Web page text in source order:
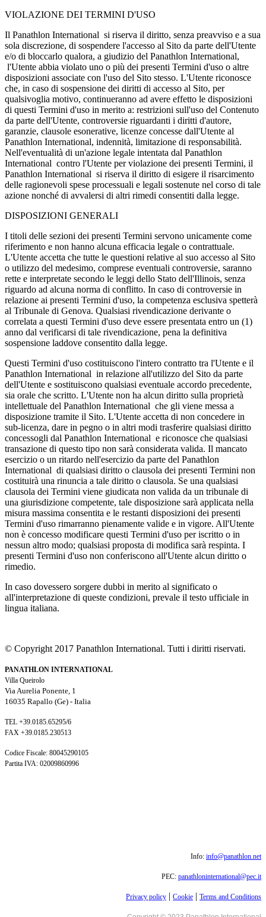
VIOLAZIONE DEI TERMINI D'USO
Il Panathlon International si riserva il diritto, senza preavviso e a sua
sola discrezione, di sospendere l'accesso al Sito da parte dell'Utente
e/o di bloccarlo qualora, a giudizio del Panathlon International,
l'Utente abbia violato uno o più dei presenti Termini d'uso o altre
disposizioni associate con l'uso del Sito stesso. L'Utente riconosce
che, in caso di sospensione dei diritti di accesso al Sito, per
qualsivoglia motivo, continueranno ad avere effetto le disposizioni
di questi Termini d'uso in merito a: restrizioni sull'uso del Contenuto
da parte dell'Utente, controversie riguardanti i diritti d'autore,
garanzie, clausole esonerative, licenze concesse dall'Utente al
Panathlon International, indennità, limitazione di responsabilità.
Nell'eventualità di un'azione legale intentata dal Panathlon
International contro l'Utente per violazione dei presenti Termini, il
Panathlon International si riserva il diritto di esigere il risarcimento
delle ragionevoli spese processuali e legali sostenute nel corso di tale
azione nonché di avvalersi di altri rimedi consentiti dalla legge.
DISPOSIZIONI GENERALI
I titoli delle sezioni dei presenti Termini servono unicamente come
riferimento e non hanno alcuna efficacia legale o contrattuale.
L'Utente accetta che tutte le questioni relative al suo accesso al Sito
o utilizzo del medesimo, comprese eventuali controversie, saranno
rette e interpretate secondo le leggi dello Stato dell'Illinois, senza
riguardo ad alcuna norma di conflitto. In caso di controversie in
relazione ai presenti Termini d'uso, la competenza esclusiva spetterà
al Tribunale di Genova. Qualsiasi rivendicazione derivante o
correlata a questi Termini d'uso deve essere presentata entro un (1)
anno dal verificarsi di tale rivendicazione, pena la definitiva
sospensione laddove consentito dalla legge.
Questi Termini d'uso costituiscono l'intero contratto tra l'Utente e il
Panathlon International in relazione all'utilizzo del Sito da parte
dell'Utente e sostituiscono qualsiasi eventuale accordo precedente,
sia orale che scritto. L'Utente non ha alcun diritto sulla proprietà
intellettuale del Panathlon International che gli viene messa a
disposizione tramite il Sito. L'Utente accetta di non concedere in
sub-licenza, dare in pegno o in altri modi trasferire qualsiasi diritto
concessogli dal Panathlon International e riconosce che qualsiasi
transazione di questo tipo non sarà considerata valida. Il mancato
esercizio o un ritardo nell'esercizio da parte del Panathlon
International di qualsiasi diritto o clausola dei presenti Termini non
costituirà una rinuncia a tale diritto o clausola. Se una qualsiasi
clausola dei Termini viene giudicata non valida da un tribunale di
una giurisdizione competente, tale disposizione sarà applicata nella
misura massima consentita e le restanti disposizioni dei presenti
Termini d'uso rimarranno pienamente valide e in vigore. All'Utente
non è concesso modificare questi Termini d'uso per iscritto o in
nessun altro modo; qualsiasi proposta di modifica sarà respinta. I
presenti Termini d'uso non conferiscono all'Utente alcun diritto o
rimedio.
In caso dovessero sorgere dubbi in merito al significato o
all'interpretazione di queste condizioni, prevale il testo ufficiale in
lingua italiana.
© Copyright 2017 Panathlon International. Tutti i diritti riservati.
PANATHLON INTERNATIONAL
Villa Queirolo
Via Aurelia Ponente, 1
16035 Rapallo (Ge) - Italia
TEL +39.0185.65295/6
FAX +39.0185.230513
Codice Fiscale: 80045290105
Partita IVA: 02009860996
Info: info@panathlon.net
PEC: panathloninternational@pec.it
Privacy policy | Cookie | Terms and Conditions